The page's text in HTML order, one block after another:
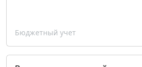
Бюджетный учет